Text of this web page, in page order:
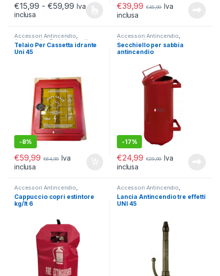
€15,99 - €59,99 Fascia di prezzo: da €15,99 a €59,99
Iva
inclusa
Questo prodotto ha più varianti. Le opzioni possono essere
€39,99 €45,99 Iva
inclusa
Accessori Antincendio,
Antincendio ,Reti idranti e Naspo
Telaio Per Cassetta idrante
Uni 45
-8%
€59,99 €64,99 Iva
inclusa
Accessori Antincendio,
Antincendio
Secchiello per sabbia
antincendio
-17%
€24,99 €29,99 Iva
inclusa
Accessori Antincendio,
Antincendio
Cappuccio copri estintore
kg/lt 6
Accessori Antincendio,
Antincendio, Reti idranti e Naspo
Lancia Antincendio tre effetti
UNI 45